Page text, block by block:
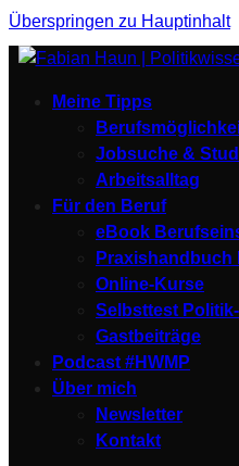
Überspringen zu Hauptinhalt
Meine Tipps
Jobsuche &
Arbeitsalltag
Für den Beruf
eBook
Praxishandbuch
Online-Kurse
Selbsttest
Gastbeiträge
Podcast #HWMP
Über mich
Newsletter
Kontakt